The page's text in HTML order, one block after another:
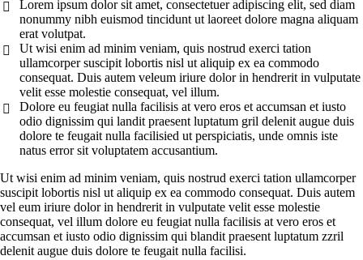
Lorem ipsum dolor sit amet, consectetuer adipiscing elit, sed diam
nonummy nibh euismod tincidunt ut laoreet dolore magna aliquam
erat volutpat.
Ut wisi enim ad minim veniam, quis nostrud exerci tation
ullamcorper suscipit lobortis nisl ut aliquip ex ea commodo
consequat. Duis autem veleum iriure dolor in hendrerit in vulputate
velit esse molestie consequat, vel illum.
Dolore eu feugiat nulla facilisis at vero eros et accumsan et iusto
odio dignissim qui landit praesent luptatum gril delenit augue duis
dolore te feugait nulla facilisied ut perspiciatis, unde omnis iste
natus error sit voluptatem accusantium.
Ut wisi enim ad minim veniam, quis nostrud exerci tation ullamcorper
suscipit lobortis nisl ut aliquip ex ea commodo consequat. Duis autem
vel eum iriure dolor in hendrerit in vulputate velit esse molestie
consequat, vel illum dolore eu feugiat nulla facilisis at vero eros et
accumsan et iusto odio dignissim qui blandit praesent luptatum zzril
delenit augue duis dolore te feugait nulla facilisi.